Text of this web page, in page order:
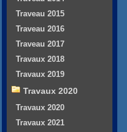
Traveau 2015
Traveau 2016
Traveau 2017
Travaux 2018
Travaux 2019
Travaux 2020
Travaux 2020
Travaux 2021